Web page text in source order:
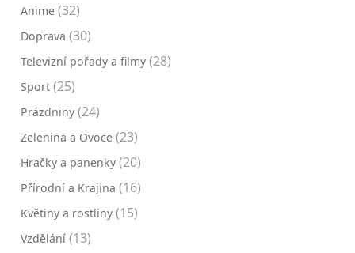
Anime (32)
Doprava (30)
Televizní pořady a filmy (28)
Sport (25)
Prázdniny (24)
Zelenina a Ovoce (23)
Hračky a panenky (20)
Přírodní a Krajina (16)
Květiny a rostliny (15)
Vzdělání (13)